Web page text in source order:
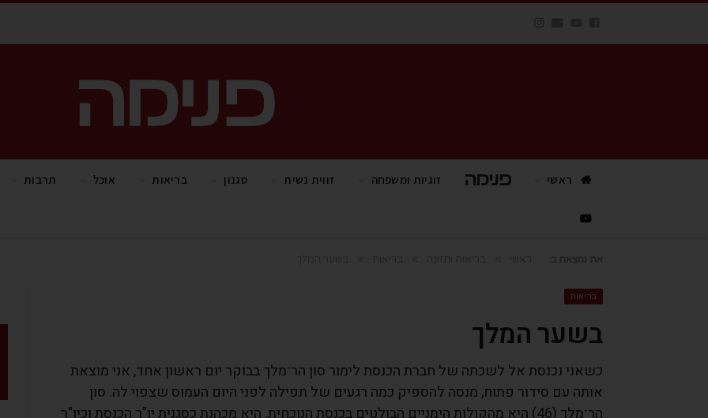
ראשי פנימה TV זוגיות ומשפחה זווית נשית סגנון בריאות אוכל תרבות
בריאות
בשער המלך
כשאני נכנסת אל לשכתה של חברת הכנסת לימור סון הר־מלך בבוקר יום ראשון אחד, אני מוצאת
אותה עם סידור פתוח, מנסה להספיק כמה רגעים של תפילה לפני היום העמוס שצפוי לה. סון
הר־מלך (46) היא מהקולות הימניים הבולטים בכנסת הנוכחית. היא מכהנת כסגנית יו"ר הכנסת וכיו"ר